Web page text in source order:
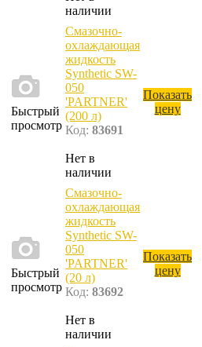
наличии
Быстрый
просмотр
Смазочно-
охлаждающая
жидкость
Synthetic SW-
050
'PARTNER'
(200 л)
Код: 83691
Нет в
наличии
Показать
цену
Быстрый
просмотр
Смазочно-
охлаждающая
жидкость
Synthetic SW-
050
'PARTNER'
(20 л)
Код: 83692
Нет в
наличии
Показать
цену